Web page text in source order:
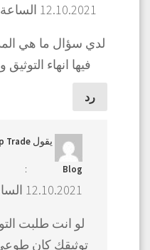
12.10.2021 الساعة 19:02
لدي سؤال ما هي
فيها انهاء
رد
يقول Trade
Blog
:
12.10.2021 الساعة 19:06
لو انت طلبت
توثيقك كان